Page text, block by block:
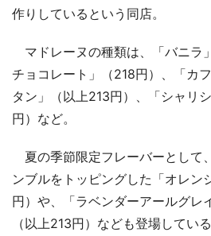
作りしているという同店。
マドレーヌの種類は、「バニラ
チョコレート」（218円）、「カ
タン」（以上213円）、「シャリ
円）など。
夏の季節限定フレーバーとして
ンブルをトッピングした「オレン
円）や、「ラベンダーアールグレ
（以上213円）なども登場している